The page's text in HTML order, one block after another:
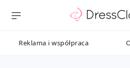
Reklama i współpraca